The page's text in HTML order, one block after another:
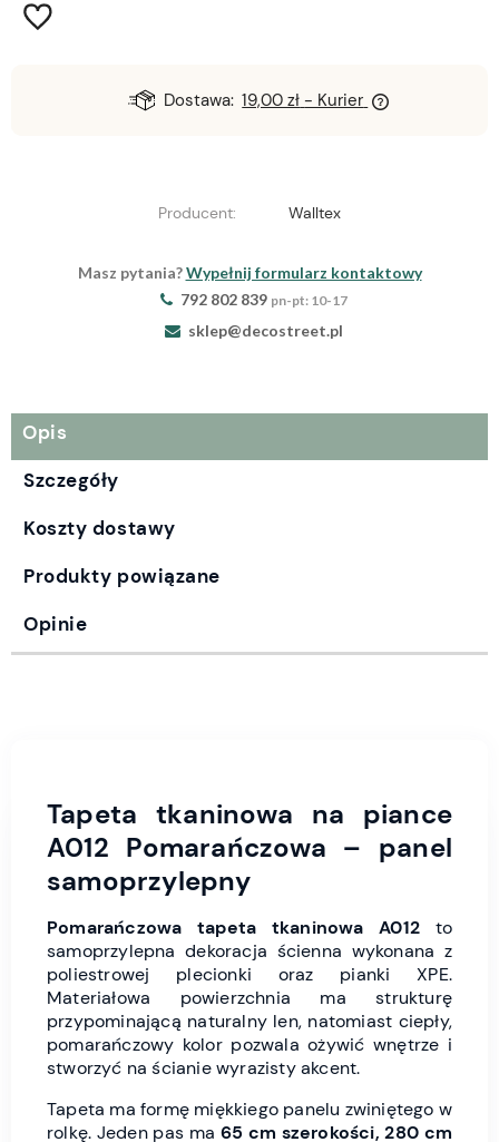
Dostawa: 19,00 zł - Kurier
Producent: Walltex
Masz pytania?Wypełnij formularz kontaktowy
792 802 839 pn-pt: 10-17
sklep@decostreet.pl
Opis
Szczegóły
Koszty dostawy
Produkty powiązane
Opinie
Tapeta tkaninowa na piance
A012 Pomarańczowa – panel
samoprzylepny
Pomarańczowa tapeta tkaninowa A012to
samoprzylepna dekoracja ścienna wykonana z
poliestrowej plecionki oraz pianki XPE.
Materiałowa powierzchnia ma strukturę
przypominającą naturalny len, natomiast ciepły,
pomarańczowy kolor pozwala ożywić wnętrze i
stworzyć na ścianie wyrazisty akcent.
Tapeta ma formę miękkiego panelu zwiniętego w
rolkę. Jeden pas ma 65 cm szerokości, 280 cm